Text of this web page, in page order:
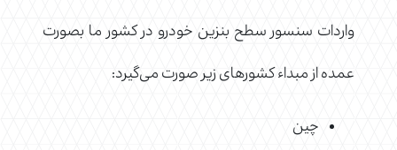
واردات سنسور سطح بنزین خودرو در کشور ما بصورت
عمده از مبداء کشورهای زیر صورت می‌گیرد:
چین